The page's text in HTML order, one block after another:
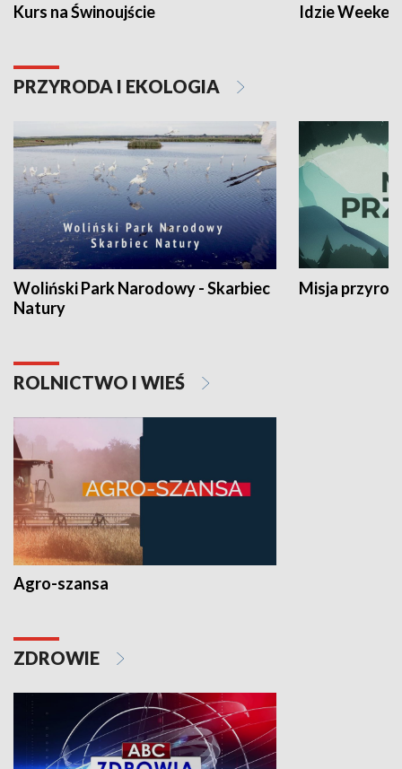
Kurs na Świnoujście Idzie
PRZYRODA I EKOLOGIA
Woliński Park Narodowy - Skarbiec
Natury
Misja
ROLNICTWO I WIEŚ
Agro-szansa
ZDROWIE